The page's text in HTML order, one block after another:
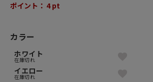
ポイント： 4 pt
カラー
ホワイト
在庫切れ
イエロー
在庫切れ